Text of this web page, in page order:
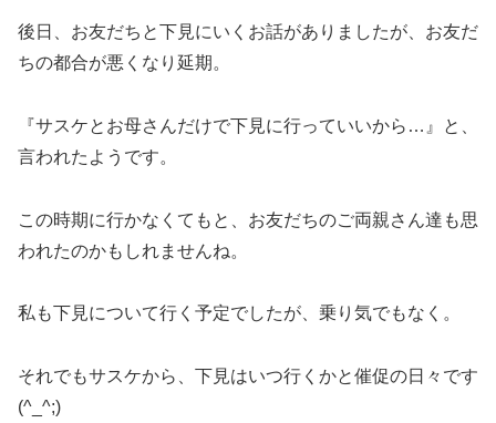
後日、お友だちと下見にいくお話がありましたが、お友だ
ちの都合が悪くなり延期。
『サスケとお母さんだけで下見に行っていいから…』と、
言われたようです。
この時期に行かなくてもと、お友だちのご両親さん達も思
われたのかもしれませんね。
私も下見について行く予定でしたが、乗り気でもなく。
それでもサスケから、下見はいつ行くかと催促の日々です
(^_^;)